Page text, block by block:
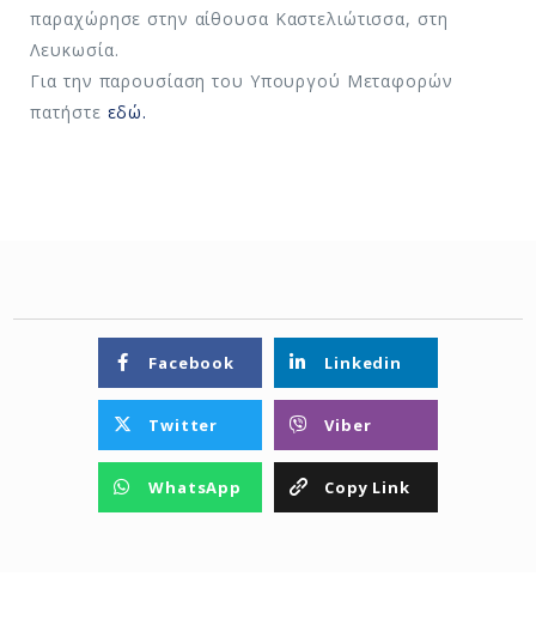
παραχώρησε στην αίθουσα Καστελιώτισσα, στη
Λευκωσία.
Για την παρουσίαση του Υπουργού Μεταφορών
πατήστε εδώ.
Facebook Linkedin
Twitter Viber
WhatsApp Copy Link